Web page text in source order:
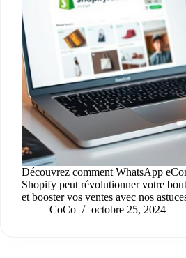
Découvrez comment WhatsApp
Shopify peut révolutionner votre
et booster vos ventes avec nos
CoCo
octobre 25, 2024